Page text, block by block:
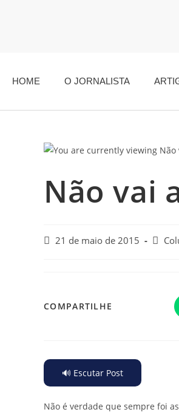
HOME O JORNALISTA
Não vai
21 de maio de 2015
COMPARTILHE
🔊 Escutar Post
Não é verdade que sempre foi